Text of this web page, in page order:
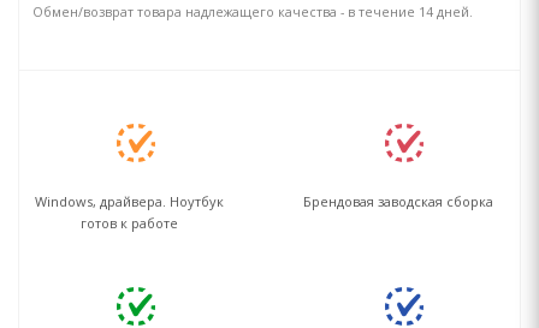
Обмен/возврат товара надлежащего качества - в течение 14 дней.
Windows, драйвера. Ноутбук
готов к работе
Брендовая заводская сборка